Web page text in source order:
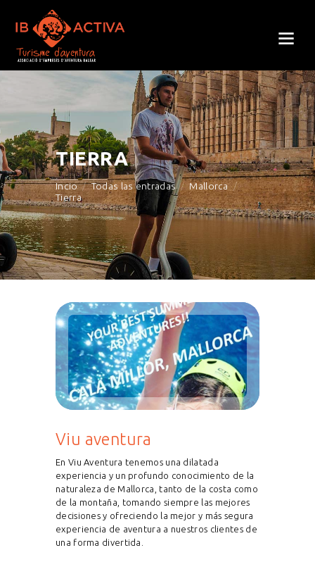
TIERRA
Incio Todas las entradas
Mallorca
Tierra
Viu aventura
En Viu Aventura tenemos una dilatada
experiencia y un profundo conocimiento de la
naturaleza de Mallorca, tanto de la costa como
de la montaña, tomando siempre las mejores
decisiones y ofreciendo la mejor y más segura
experiencia de aventura a nuestros clientes de
una forma divertida.